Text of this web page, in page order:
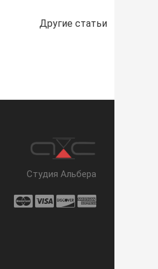
Другие статьи
Студия Альбера